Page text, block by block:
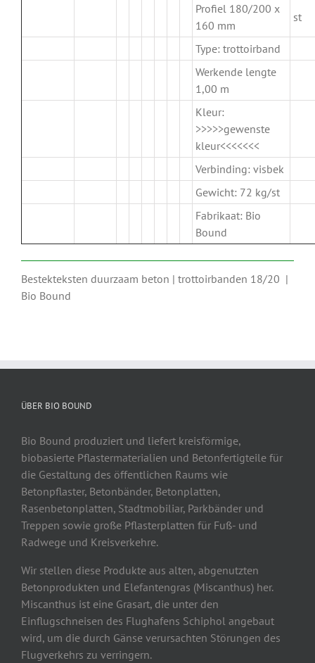
Profiel 180/200 x
160 mm
st
Type: trottoirband
Werkende lengte
1,00 m
Kleur:
>>>>>gewenste
kleur<<<<<<<
Verbinding: visbek
Gewicht: 72 kg/st
Fabrikaat: Bio
Bound
Bestekteksten duurzaam beton | trottoirbanden 18/20 |
Bio Bound
ÜBER BIO BOUND
Bio Bound produziert und liefert kreisförmige,
biobasierte Pflastermaterialien und Betonfertigteile für
die Gestaltung des öffentlichen Raums wie
Betonpflaster, Betonbänder, Betonplatten,
Rasenbetonplatten, Stadtmobiliar, Parkbänder und
Treppen sowie große Pflasterplatten für Fuß- und
Radwege und Kreisverkehre.
Wir stellen diese Produkte aus alten, abgenutzten
Betonprodukten und Elefantengras (Miscanthus) her.
Miscanthus ist eine Grasart, die unter den
Einflugschneisen des Flughafens Schiphol angebaut
wird, um die durch Gänse verursachten Störungen des
Flugverkehrs zu verringern.